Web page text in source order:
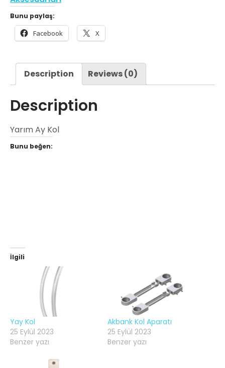
Bunu paylaş:
Facebook X
Description Reviews (0)
Description
Yarım Ay Kol
Bunu beğen:
İlgili
Yay Kol
25 Eylül 2023
Benzer yazı
Akbank Kol Aparatı
25 Eylül 2023
Benzer yazı